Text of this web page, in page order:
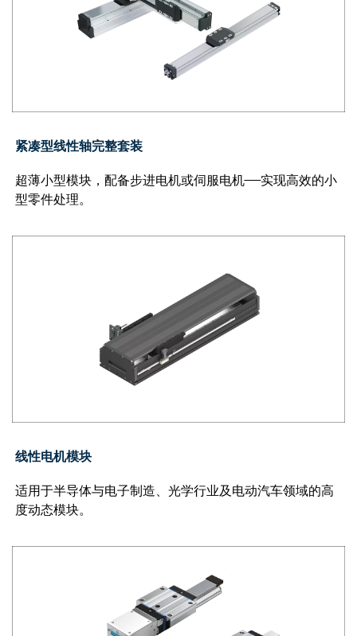
紧凑型线性轴完整套装
超薄小型模块，配备步进电机或伺服电机——实现高效的小
型零件处理。
线性电机模块
适用于半导体与电子制造、光学行业及电动汽车领域的高
度动态模块。